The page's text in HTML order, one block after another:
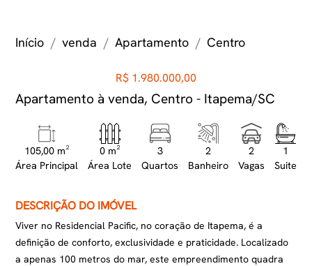
Início venda Apartamento Centro
R$ 1.980.000,00
Apartamento à venda, Centro - Itapema/SC
105,00 m²
Área Principal
0 m²
Área Lote
3
Quartos
2
Banheiro
2
Vagas
1
Suite
DESCRIÇÃO DO IMÓVEL
Viver no Residencial Pacific, no coração de Itapema, é a
definição de conforto, exclusividade e praticidade. Localizado
a apenas 100 metros do mar, este empreendimento quadra